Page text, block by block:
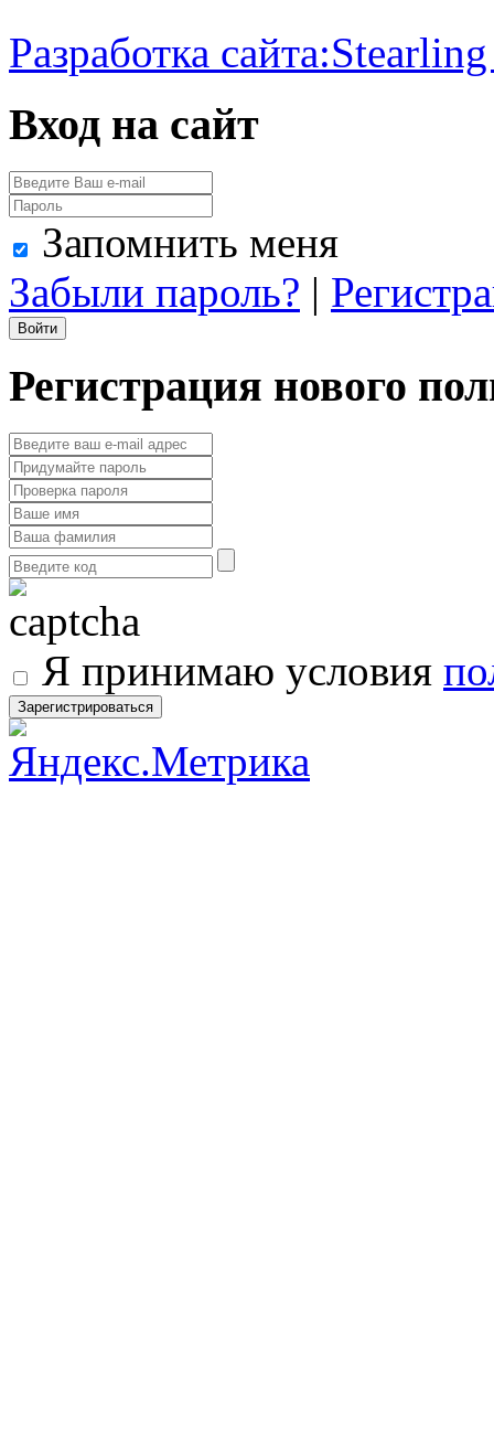
Разработка сайта:
Вход на сайт
Запомнить меня
Забыли пароль? |
Регистрация нового
Я принимаю условия